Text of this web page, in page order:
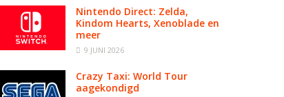
Nintendo Direct: Zelda,
Kindom Hearts, Xenoblade en
meer
9 JUNI 2026
Crazy Taxi: World Tour
aagekondigd